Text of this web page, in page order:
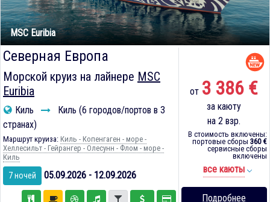
MSC Euribia
Северная Европа
Морской круиз на лайнере MSC
Euribia
Киль
Киль (6 городов/портов в 3
странах)
Маршрут круиза: Киль - Копенгаген - море -
Хеллесильт - Гейрангер - Олесунн - Флом - море -
Киль
7 ночей 05.09.2026 - 12.09.2026
от 3 386 €
за каюту
на 2 взр.
В стоимость включены:
портовые сборы 360 €
сервисные сборы
включены
все каюты
Подробнее